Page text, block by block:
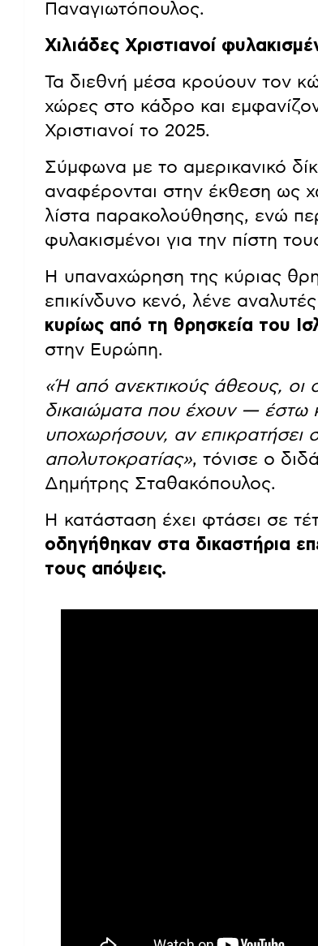
Παναγιωτόπουλος.
Χιλιάδες Χριστιανοί
Τα διεθνή μέσα κρούουν τον
χώρες στο κάδρο και
Χριστιανοί το 2025.
Σύμφωνα με το αμερικανικό
αναφέρονται στην έκθεση ως
λίστα παρακολούθησης, ενώ
φυλακισμένοι για την πίστη
Η υπαναχώρηση της κύριας
επικίνδυνο κενό, λένε
κυρίως από τη θρησκεία του
στην Ευρώπη.
«Ή από ανεκτικούς άθεους, οι
δικαιώματα που έχουν — έστω
υποχωρήσουν, αν επικρατήσει
απολυτοκρατίας», τόνισε ο
Δημήτρης Σταθακόπουλος.
Η κατάσταση έχει φτάσει σε
οδηγήθηκαν στα δικαστήρια
τους απόψεις.